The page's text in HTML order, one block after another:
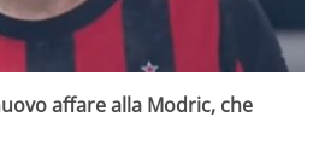
affare alla Modric, che